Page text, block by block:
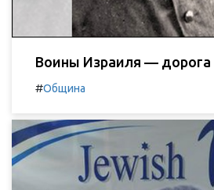
Воины Израиля — дорога
#Община